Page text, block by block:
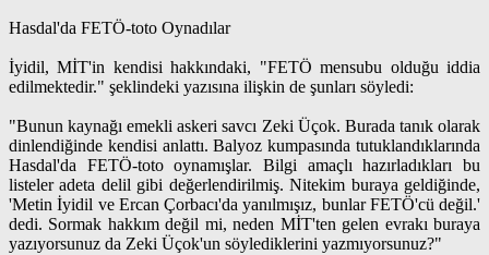
Hasdal'da FETÖ-toto Oynadılar
İyidil, MİT'in kendisi hakkındaki, "FETÖ mensubu olduğu iddia
edilmektedir." şeklindeki yazısına ilişkin de şunları söyledi:
"Bunun kaynağı emekli askeri savcı Zeki Üçok. Burada tanık olarak
dinlendiğinde kendisi anlattı. Balyoz kumpasında tutuklandıklarında
Hasdal'da FETÖ-toto oynamışlar. Bilgi amaçlı hazırladıkları bu
listeler adeta delil gibi değerlendirilmiş. Nitekim buraya geldiğinde,
'Metin İyidil ve Ercan Çorbacı'da yanılmışız, bunlar FETÖ'cü değil.'
dedi. Sormak hakkım değil mi, neden MİT'ten gelen evrakı buraya
yazıyorsunuz da Zeki Üçok'un söylediklerini yazmıyorsunuz?"